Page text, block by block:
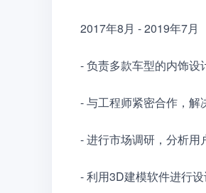
2017年8月 - 2019年7
- 负责多款车型的内饰
- 与工程师紧密合作，
- 进行市场调研，分析
- 利用3D建模软件进行